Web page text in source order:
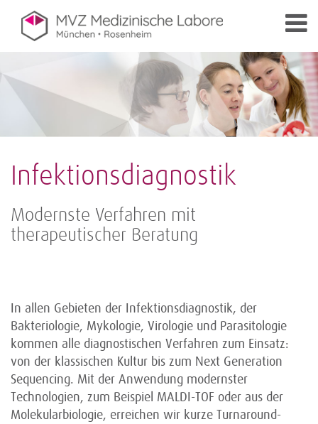
Infektionsdiagnostik
Modernste Verfahren mit
therapeutischer Beratung
In allen Gebieten der Infektionsdiagnostik, der
Bakteriologie, Mykologie, Virologie und Parasitologie
kommen alle diagnostischen Verfahren zum Einsatz:
von der klassischen Kultur bis zum Next Generation
Sequencing. Mit der Anwendung modernster
Technologien, zum Beispiel MALDI-TOF oder aus der
Molekularbiologie, erreichen wir kurze Turnaround-